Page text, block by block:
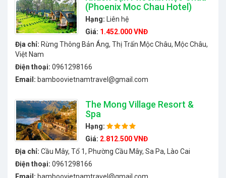
(Phoenix Moc Chau Hotel)
Hạng:
Liên hệ
Giá: 1.452.000 VNĐ
Địa chỉ: Rừng Thông Bản Áng, Thị Trấn Mộc Châu, Mộc Châu,
Việt Nam
Điện thoại: 0961298166
Email: bamboovietnamtravel@gmail.com
The Mong Village Resort &
Spa
Hạng:
Giá: 2.812.500 VNĐ
Địa chỉ: Cầu Mây, Tổ 1, Phường Cầu Mây, Sa Pa, Lào Cai
Điện thoại: 0961298166